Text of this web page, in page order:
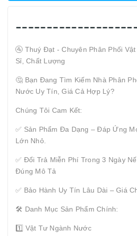
🚰 Thuý Đạt - Chuyên Phân Phối
Sỉ, Chất Lượng
🤔 Bạn Đang Tìm Kiếm Nhà Phân
Nước Uy Tín, Giá Cả Hợp Lý?
Chúng Tôi Cam Kết:
✅ Sản Phẩm Đa Dạng – Đáp Ứng
Lớn Nhỏ.
✅ Đổi Trả Miễn Phí Trong 3 Ngày
Đúng Mô Tả
✅ Bảo Hành Uy Tín Lâu Dài – Giá
🛠 Danh Mục Sản Phẩm Chính:
1️⃣ Vật Tư Ngành Nước